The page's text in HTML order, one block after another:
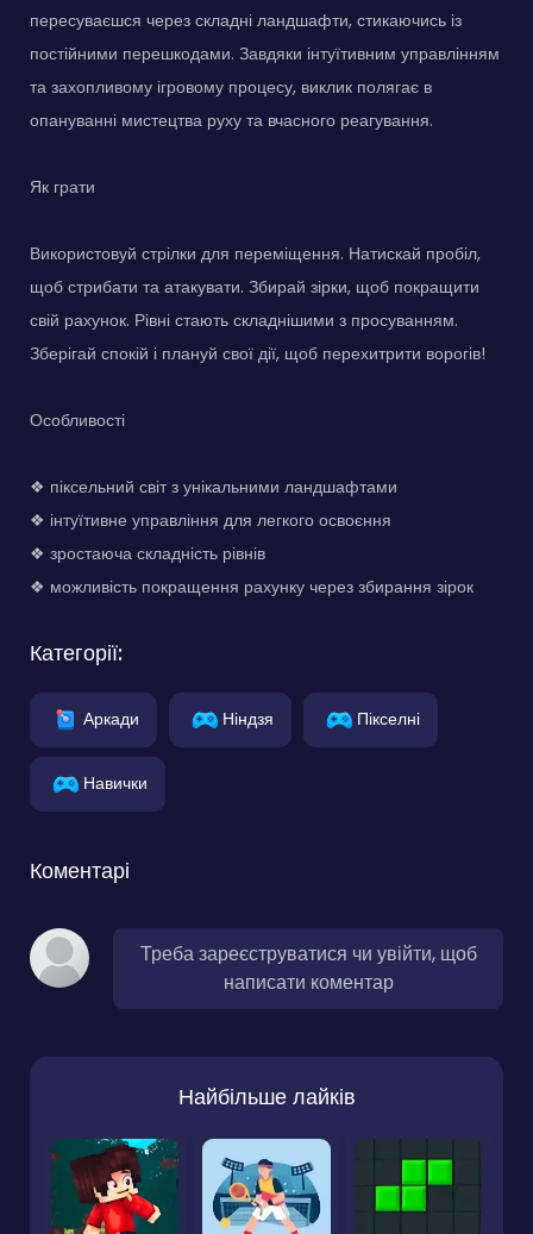
пересуваєшся через складні ландшафти, стикаючись із
постійними перешкодами. Завдяки інтуїтивним управлінням
та захопливому ігровому процесу, виклик полягає в
опануванні мистецтва руху та вчасного реагування.
Як грати
Використовуй стрілки для переміщення. Натискай пробіл,
щоб стрибати та атакувати. Збирай зірки, щоб покращити
свій рахунок. Рівні стають складнішими з просуванням.
Зберігай спокій і плануй свої дії, щоб перехитрити ворогів!
Особливості
❖ піксельний світ з унікальними ландшафтами
❖ інтуїтивне управління для легкого освоєння
❖ зростаюча складність рівнів
❖ можливість покращення рахунку через збирання зірок
Категорії:
Аркади Ніндзя Пікселні
Навички
Коментарі
Треба зареєструватися чи увійти, щоб
написати коментар
Найбільше лайків